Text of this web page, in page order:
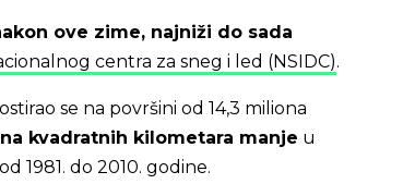
ove zime, najniži do sada
centra za sneg i led (NSIDC).
se na površini od 14,3 miliona
kvadratnih kilometara manje u
1981. do 2010. godine.